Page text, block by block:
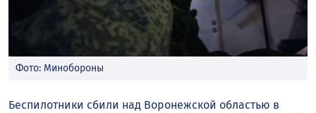
Фото: Минобороны
Беспилотники сбили над Воронежской областью в